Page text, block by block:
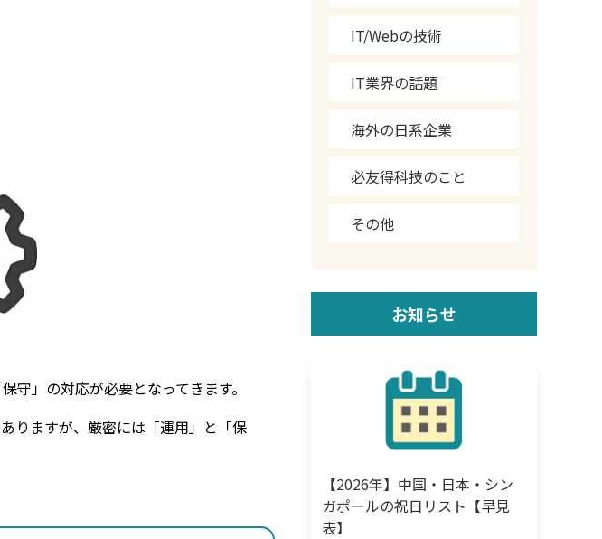
」の対応が必要となってきます。
りますが、厳密には「運用」と「保
IT/Webの技術
IT業界の話題
海外の日系企業
必友得科技のこと
その他
お知らせ
【2026年】中国・日本・シン
ガポールの祝日リスト【早見
表】